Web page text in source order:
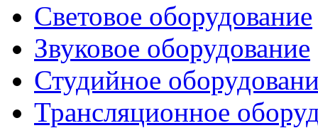
Световое оборудование
Звуковое оборудование
Студийное
Трансляционное